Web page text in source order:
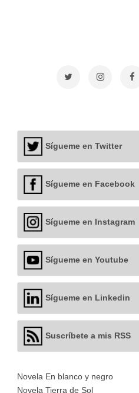
Sígueme en Twitter
Sígueme en Facebook
Sígueme en Instagram
Sígueme en Youtube
Sígueme en Linkedin
Suscríbete a mis RSS
Novela En blanco y negro
Novela Tierra de Sol